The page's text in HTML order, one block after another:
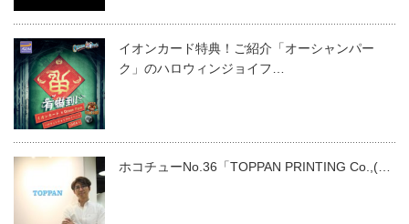
イオンカード特典！ご紹介「オーシャンパー
ク」のハロウィンジョイフ…
ホコチューNo.36「TOPPAN PRINTING Co.,(…